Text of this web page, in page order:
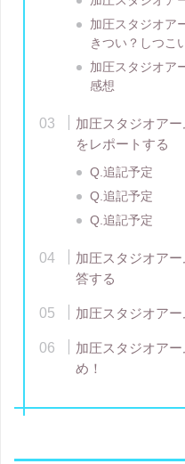
加圧スタジオア
きつい？しつこ
加圧スタジオア
感想
加圧スタジオア
をレポートする
Q.追記予定
Q.追記予定
Q.追記予定
加圧スタジオア
答する
加圧スタジオア
加圧スタジオア
め！